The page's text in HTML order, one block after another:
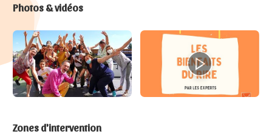
Photos & vidéos
Zones d'intervention